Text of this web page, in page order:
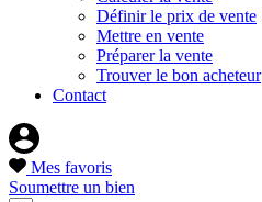
Définir le prix de vente
Mettre en vente
Préparer la vente
Trouver le bon acheteur
Contact
Mes favoris
Soumettre un bien